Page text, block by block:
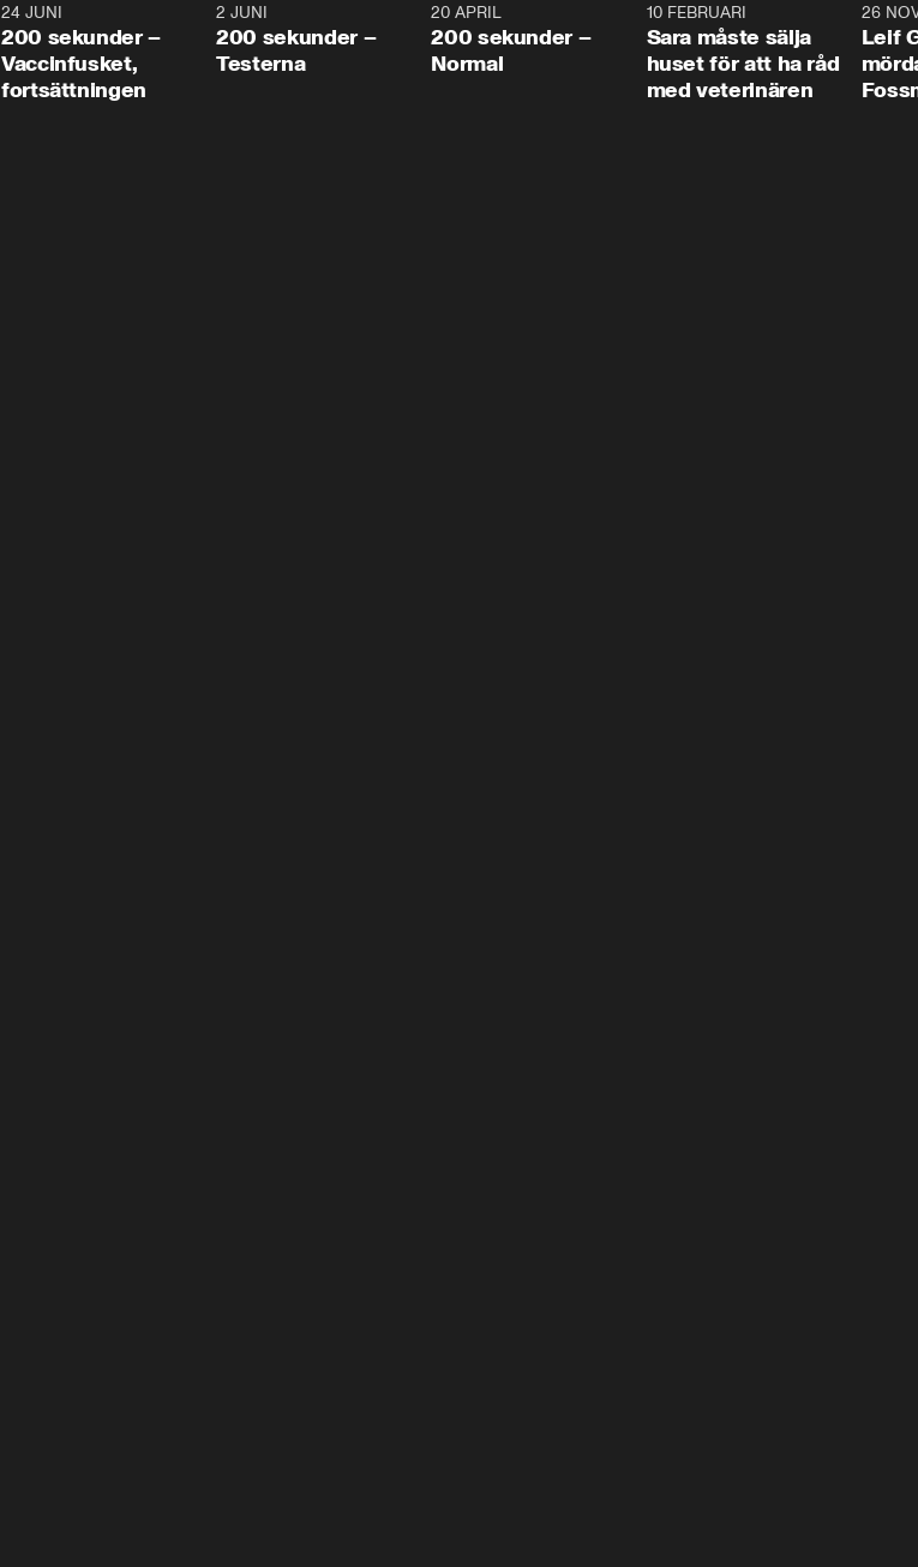
5:00
24 JUNI
200 sekunder –
Vaccinfusket,
fortsättningen
4:23
2 JUNI
200 sekunder –
Testerna
20 APRIL
200 sekunder –
Normal
10 FEBRUARI
Sara måste sälja
huset för att ha råd
med veterinären
26
Leif